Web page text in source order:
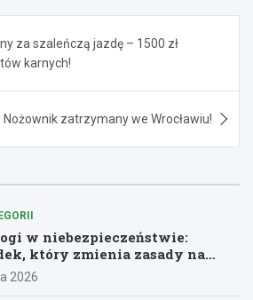
za szaleńczą jazdę – 1500 zł
karnych!
zatrzymany we Wrocławiu!
w niebezpieczeństwie:
który zmienia zasady na
2026